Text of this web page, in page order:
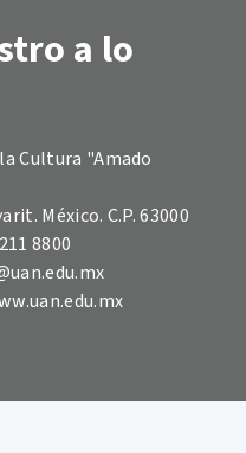
a lo
Cultura "Amado
México. C.P. 63000
8800